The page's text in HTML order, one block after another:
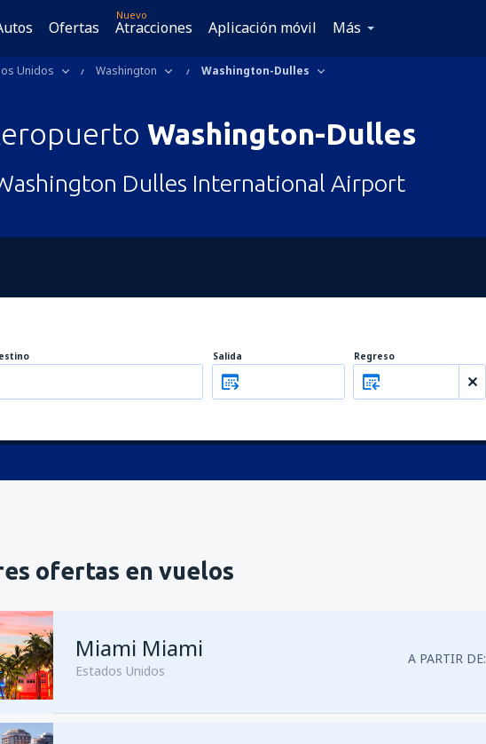
Ofertas
Nuevo
Atracciones Aplicación móvil Más
Unidos Washington Washington-Dulles
Washington-Dulles
Dulles International Airport
Salida Regreso
ofertas en vuelos
Miami Miami
Estados Unidos
A PARTIR DE: